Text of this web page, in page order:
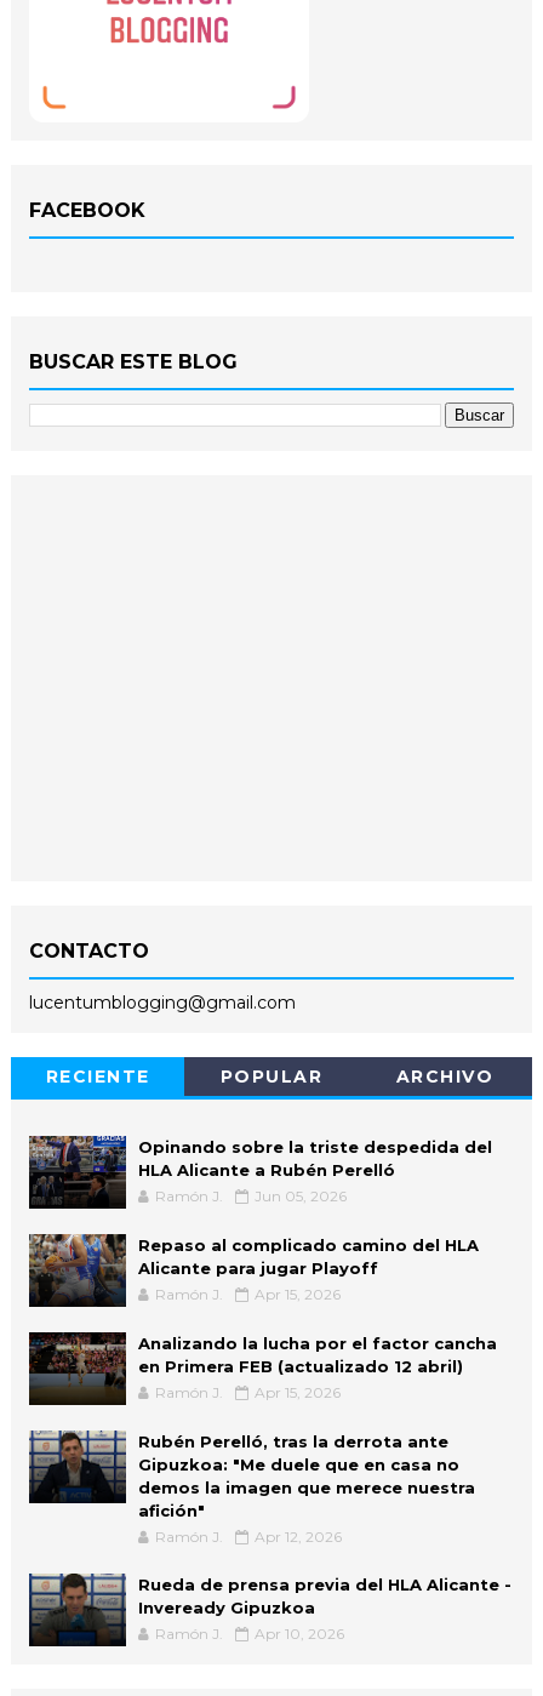
FACEBOOK
BUSCAR ESTE BLOG
CONTACTO
lucentumblogging@gmail.com
RECIENTE POPULAR ARCHIVO
Opinando sobre la triste despedida del
HLA Alicante a Rubén Perelló
Ramón J. Jun 05, 2026
Repaso al complicado camino del HLA
Alicante para jugar Playoff
Ramón J. Apr 15, 2026
Analizando la lucha por el factor cancha
en Primera FEB (actualizado 12 abril)
Ramón J. Apr 15, 2026
Rubén Perelló, tras la derrota ante
Gipuzkoa: "Me duele que en casa no
demos la imagen que merece nuestra
afición"
Ramón J. Apr 12, 2026
Rueda de prensa previa del HLA Alicante -
Inveready Gipuzkoa
Ramón J. Apr 10, 2026